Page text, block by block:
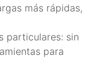
más rápidas,
particulares: sin
para